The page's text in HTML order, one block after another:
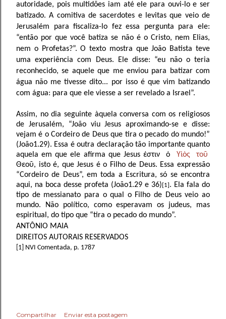
autoridade, pois multidões iam até ele para ouvi-lo e ser
batizado. A comitiva de sacerdotes e levitas que veio de
Jerusalém para fiscaliza-lo fez essa pergunta para ele:
“então por que você batiza se não é o Cristo, nem Elias,
nem o Profetas?”. O texto mostra que João Batista teve
uma experiência com Deus. Ele disse: “eu não o teria
reconhecido, se aquele que me enviou para batizar com
água não me tivesse dito... por isso é que vim batizando
com água: para que ele viesse a ser revelado a Israel”.
Assim, no dia seguinte àquela conversa com os religiosos
de Jerusalém, “João viu Jesus aproximando-se e disse:
vejam é o Cordeiro de Deus que tira o pecado do mundo!”
(João1.29). Essa é outra declaração tão importante quanto
aquela em que ele afirma que Jesusἐστιν ὁ Υἱὸς
τοῦ
Θεοῦ, isto é, que Jesus é o Filho de Deus. Essa expressão
“Cordeiro de Deus”, em toda a Escritura, só se encontra
aqui, na boca desse profeta (João1.29 e 36) [1] . Ela fala do
tipo de messianato para o qual o Filho de Deus veio ao
mundo. Não político, como esperavam os judeus, mas
espiritual, do tipo que “tira o pecado do mundo”.
ANTÔNIO MAIA
DIREITOS AUTORAIS RESERVADOS
[1] NVI Comentada, p. 1787
Compartilhar Enviar esta postagem